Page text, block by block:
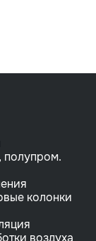
полупром.
колонки
воздуха